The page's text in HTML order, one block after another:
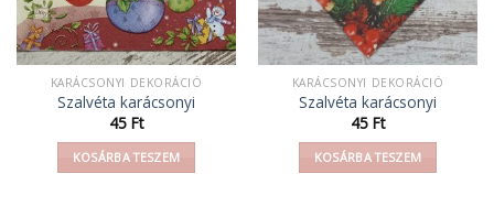
KARÁCSONYI DEKORÁCIÓ
Szalvéta karácsonyi
45 Ft
KOSÁRBA TESZEM
KARÁCSONYI DEKORÁCIÓ
Szalvéta karácsonyi
45 Ft
KOSÁRBA TESZEM